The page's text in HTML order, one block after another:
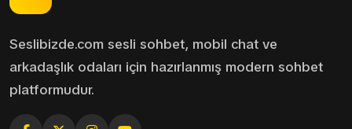
Seslibizde.com sesli sohbet, mobil chat ve
arkadaşlık odaları için hazırlanmış modern sohbet
platformudur.